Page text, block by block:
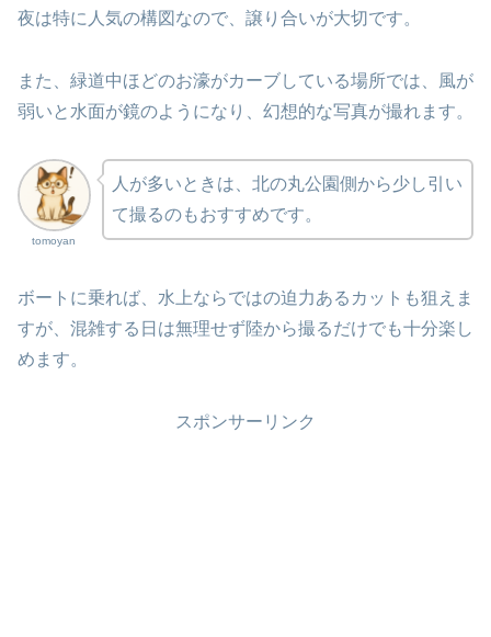
夜は特に人気の構図なので、譲り合いが大切です。
また、緑道中ほどのお濠がカーブしている場所では、風が
弱いと水面が鏡のようになり、幻想的な写真が撮れます。
tomoyan
人が多いときは、北の丸公園側から少し引い
て撮るのもおすすめです。
ボートに乗れば、水上ならではの迫力あるカットも狙えま
すが、混雑する日は無理せず陸から撮るだけでも十分楽し
めます。
スポンサーリンク